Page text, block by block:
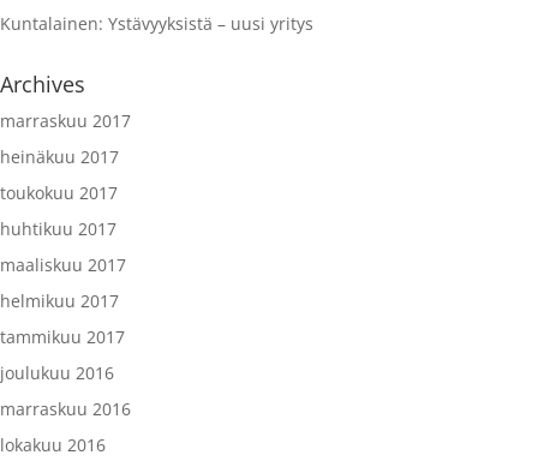
Kuntalainen: Ystävyyksistä – uusi yritys
Archives
marraskuu 2017
heinäkuu 2017
toukokuu 2017
huhtikuu 2017
maaliskuu 2017
helmikuu 2017
tammikuu 2017
joulukuu 2016
marraskuu 2016
lokakuu 2016